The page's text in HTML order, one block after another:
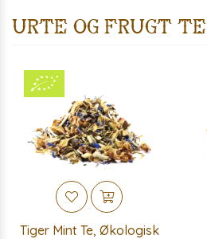
Urte og frugt te
Tiger Mint Te, Økologisk